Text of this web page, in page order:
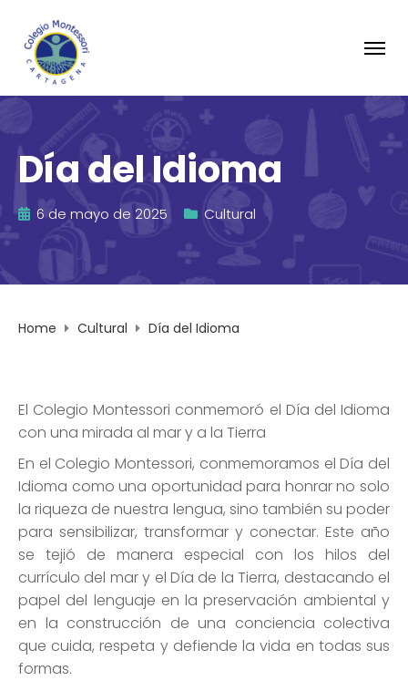
Día del Idioma
6 de mayo de 2025 Cultural
Home Cultural Día del Idioma
El Colegio Montessori conmemoró el Día del Idioma
con una mirada al mar y a la Tierra
En el Colegio Montessori, conmemoramos el Día del
Idioma como una oportunidad para honrar no solo
la riqueza de nuestra lengua, sino también su poder
para sensibilizar, transformar y conectar. Este año
se tejió de manera especial con los hilos del
currículo del mar y el Día de la Tierra, destacando el
papel del lenguaje en la preservación ambiental y
en la construcción de una conciencia colectiva
que cuida, respeta y defiende la vida en todas sus
formas.